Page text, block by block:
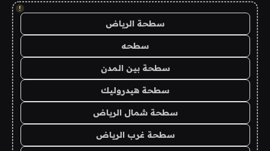
!
سطحة الرياض
سطحه
سطحة بين المدن
سطحة هيدروليك
سطحة شمال الرياض
سطحة غرب الرياض